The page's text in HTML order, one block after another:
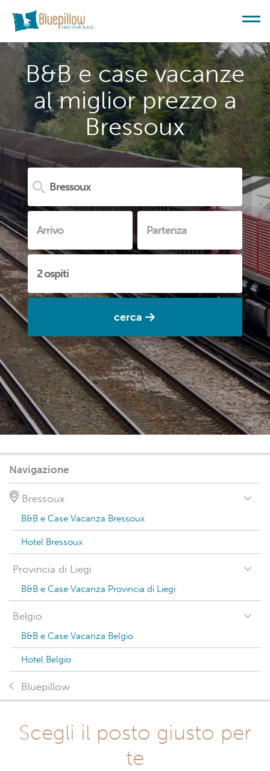
B&B e case vacanze
al miglior prezzo a
Bressoux
cerca
Navigazione
Bressoux
B&B e Case Vacanza Bressoux
Hotel Bressoux
Provincia di Liegi
B&B e Case Vacanza Provincia di Liegi
Belgio
B&B e Case Vacanza Belgio
Hotel Belgio
Bluepillow
Scegli il posto giusto per
te